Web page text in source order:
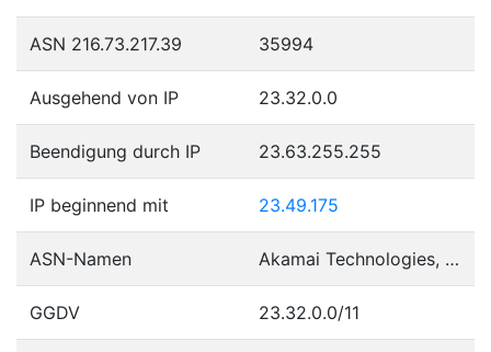
ASN 216.73.217.39 35994
Ausgehend von IP 23.32.0.0
Beendigung durch IP 23.63.255.255
IP beginnend mit 23.49.175
ASN-Namen Akamai Technologies, Inc.
GGDV 23.32.0.0/11